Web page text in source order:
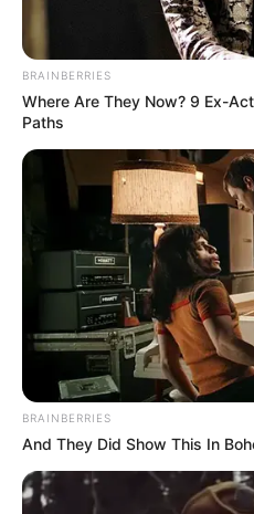
BRAINBERRIES
Where Are They Now? 9 Ex-
Paths
BRAINBERRIES
And They Did Show This In